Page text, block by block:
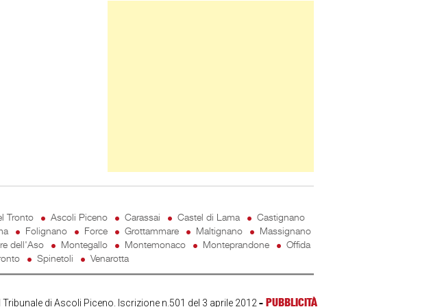
Tronto Ascoli Piceno Carassai Castel di Lama
Castignano
Folignano Force Grottammare Maltignano
Massignano
dell'Aso Montegallo Montemonaco Monteprandone
Offida
Spinetoli Venarotta
di Ascoli Piceno. Iscrizione n.501 del 3 aprile 2012- PUBBLICITÀ